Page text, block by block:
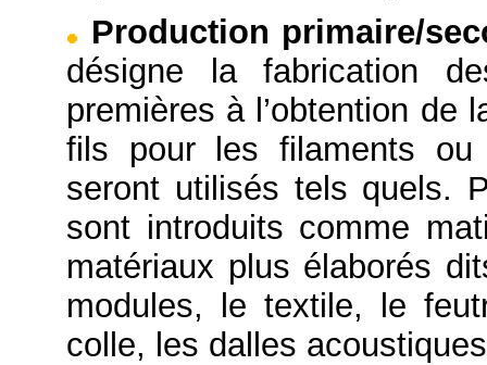
Production primaire/
désigne la fabrication
premières à l’obtention de
fils pour les filaments ou
seront utilisés tels quels.
sont introduits comme
matériaux plus élaborés
modules, le textile, le
colle, les dalles